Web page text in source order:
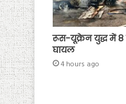
रूस-यूक्रेन युद्ध में 8
घायल
4 hours ago